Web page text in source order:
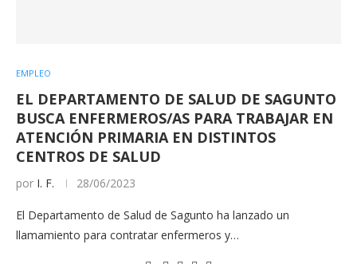
EMPLEO
EL DEPARTAMENTO DE SALUD DE SAGUNTO
BUSCA ENFERMEROS/AS PARA TRABAJAR EN
ATENCIÓN PRIMARIA EN DISTINTOS
CENTROS DE SALUD
por I. F. 28/06/2023
El Departamento de Salud de Sagunto ha lanzado un
llamamiento para contratar enfermeros y…